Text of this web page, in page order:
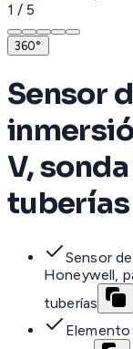
1 / 5
360°
Sensor
V,
tuberías
Sensor
Honeywell,
tuberías